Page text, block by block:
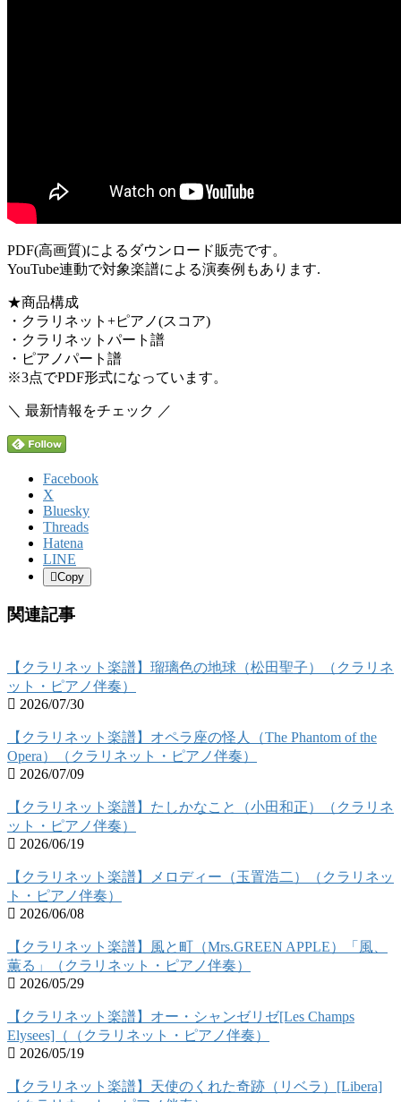
PDF(高画質)によるダウンロード販売です。
YouTube連動で対象楽譜による演奏例もあります.
★商品構成
・クラリネット+ピアノ(スコア)
・クラリネットパート譜
・ピアノパート譜
※3点でPDF形式になっています。
＼ 最新情報をチェック ／
Facebook
X
Bluesky
Threads
Hatena
LINE
Copy
関連記事
【クラリネット楽譜】瑠璃色の地球（松田聖子）（クラリネ
ット・ピアノ伴奏）
2026/07/30
【クラリネット楽譜】オペラ座の怪人（The Phantom of the
Opera）（クラリネット・ピアノ伴奏）
2026/07/09
【クラリネット楽譜】たしかなこと（小田和正）（クラリネ
ット・ピアノ伴奏）
2026/06/19
【クラリネット楽譜】メロディー（玉置浩二）（クラリネッ
ト・ピアノ伴奏）
2026/06/08
【クラリネット楽譜】風と町（Mrs.GREEN APPLE）「風、
薫る」（クラリネット・ピアノ伴奏）
2026/05/29
【クラリネット楽譜】オー・シャンゼリゼ[Les Champs
Elysees]（（クラリネット・ピアノ伴奏）
2026/05/19
【クラリネット楽譜】天使のくれた奇跡（リベラ）[Libera]